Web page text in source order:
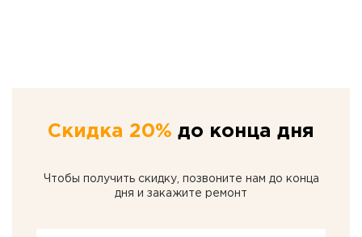
Скидка 20% до конца дня
Чтобы получить скидку, позвоните нам до конца
дня и закажите ремонт